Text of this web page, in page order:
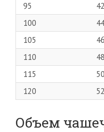
95
42
100
105
46
110
48
115
50
120
52
Объем